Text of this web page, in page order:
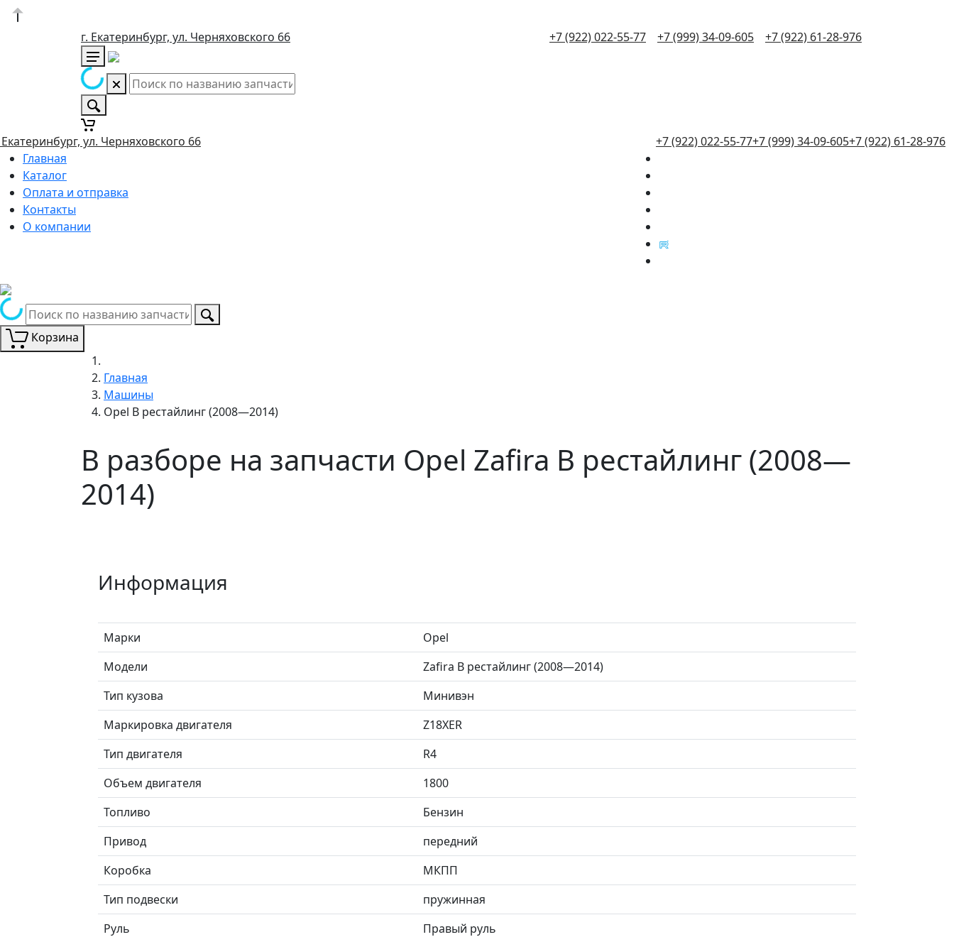
г. Екатеринбург, ул. Черняховского 66 +7 (922) 022-55-77 +7 (999) 34-09-605 +7 (922) 61-28-976
Екатеринбург, ул. Черняховского 66 +7 (922) 022-55-77+7 (999) 34-09-605+7 (922) 61-28-976
Главная
Каталог
Оплата и отправка
Контакты
О компании
Корзина
Главная
Машины
Opel B рестайлинг (2008—2014)
В разборе на запчасти Opel Zafira B рестайлинг (2008—
2014)
Информация
Марки
Opel
Модели
Zafira B рестайлинг (2008—2014)
Тип кузова
Минивэн
Маркировка двигателя
Z18XER
Тип двигателя
R4
Объем двигателя
1800
Топливо
Бензин
Привод
передний
Коробка
МКПП
Тип подвески
пружинная
Руль
Правый руль